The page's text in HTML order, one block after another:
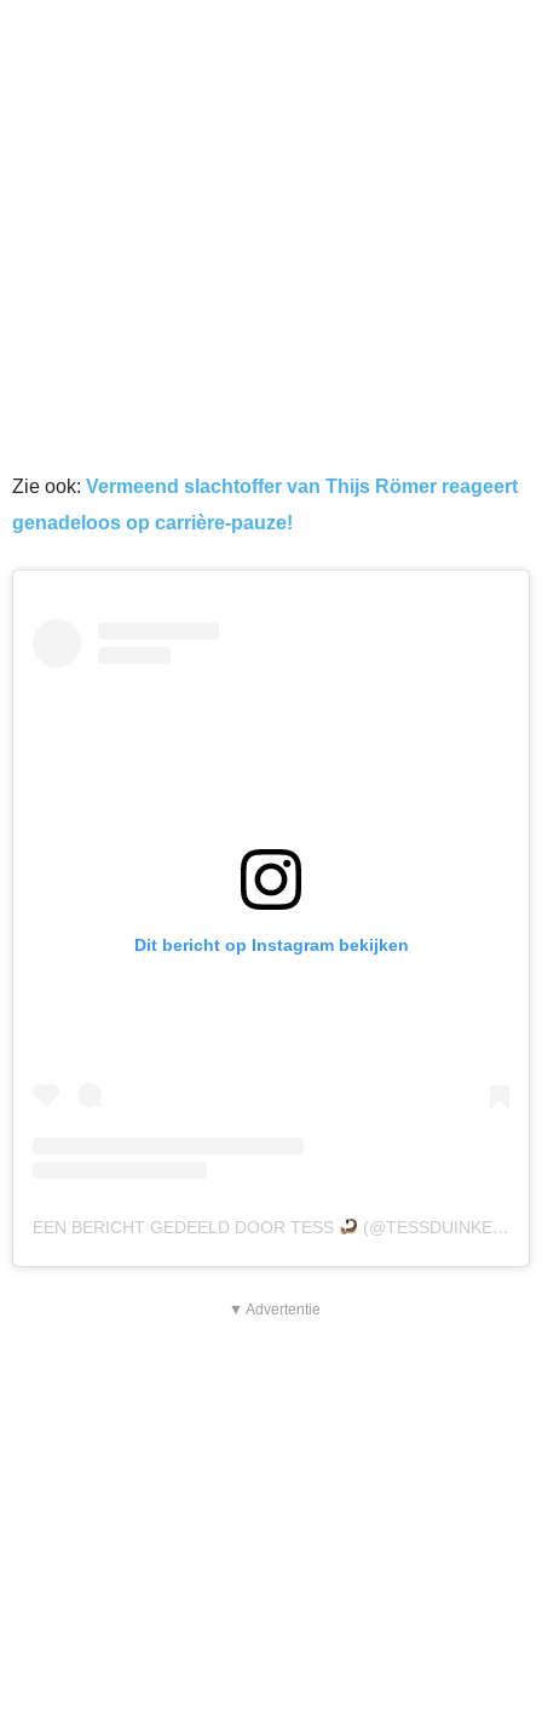
Zie ook: Vermeend slachtoffer van Thijs Römer reageert
genadeloos op carrière-pauze!
Dit bericht op Instagram bekijken
EEN BERICHT GEDEELD DOOR TESS (@TESSDUINKER)
▼ Advertentie